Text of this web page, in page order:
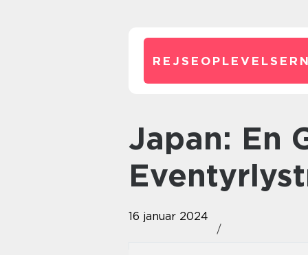
Japan: En Guide til Rejsende og
16 januar 2024